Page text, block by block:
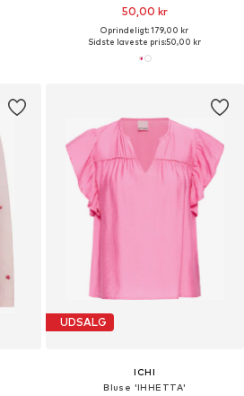
50,00 kr
Oprindeligt: 179,00 kr
Sidste laveste pris:50,00 kr
UDSALG
ICHI
Bluse 'IHHETTA'